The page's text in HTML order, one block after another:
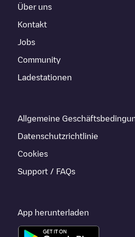
Über uns
Kontakt
Jobs
Community
Ladestationen
Allgemeine
Datenschutzrichtlinie
Cookies
Support / FAQs
App herunterladen